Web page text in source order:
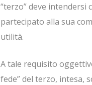
“terzo” deve
partecipato alla sua
utilità.
A tale requisito
fede” del terzo, intesa,